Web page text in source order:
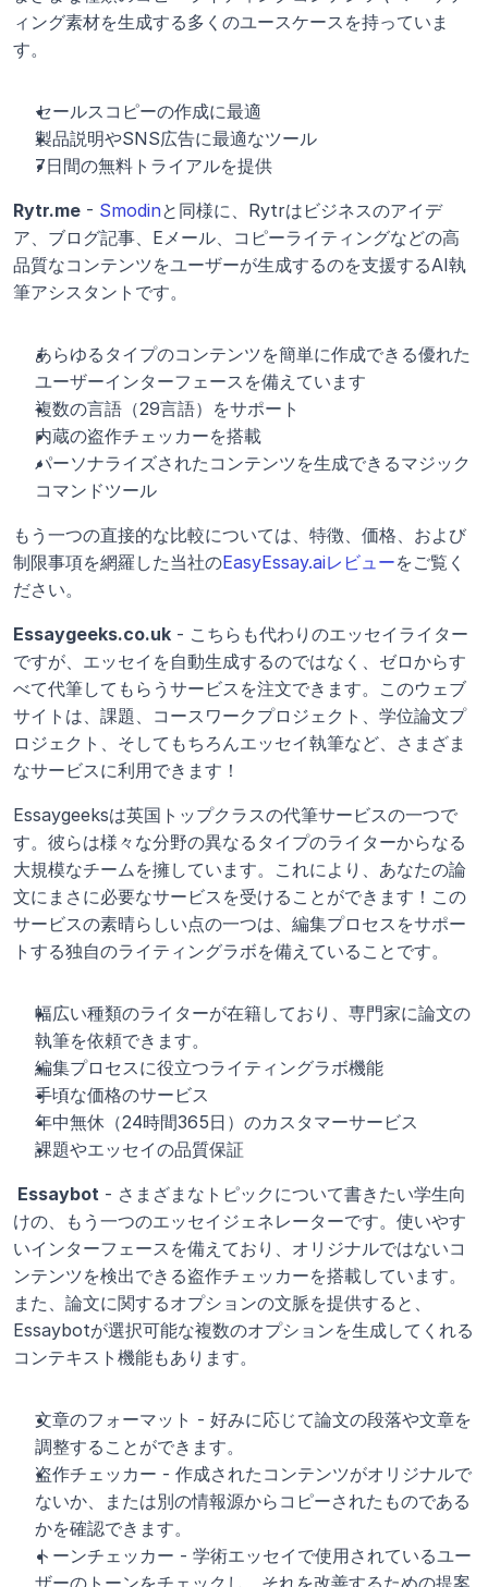
ィング素材を生成する多くのユースケースを持っていま
す。
セールスコピーの作成に最適
製品説明やSNS広告に最適なツール
7日間の無料トライアルを提供
Rytr.me - Smodinと同様に、Rytrはビジネスのアイデ
ア、ブログ記事、Eメール、コピーライティングなどの高
品質なコンテンツをユーザーが生成するのを支援するAI執
筆アシスタントです。
あらゆるタイプのコンテンツを簡単に作成できる優れた
ユーザーインターフェースを備えています
複数の言語（29言語）をサポート
内蔵の盗作チェッカーを搭載
パーソナライズされたコンテンツを生成できるマジック
コマンドツール
もう一つの直接的な比較については、特徴、価格、および
制限事項を網羅した当社のEasyEssay.aiレビューをご覧く
ださい。
Essaygeeks.co.uk - こちらも代わりのエッセイライター
ですが、エッセイを自動生成するのではなく、ゼロからす
べて代筆してもらうサービスを注文できます。このウェブ
サイトは、課題、コースワークプロジェクト、学位論文プ
ロジェクト、そしてもちろんエッセイ執筆など、さまざま
なサービスに利用できます！
Essaygeeksは英国トップクラスの代筆サービスの一つで
す。彼らは様々な分野の異なるタイプのライターからなる
大規模なチームを擁しています。これにより、あなたの論
文にまさに必要なサービスを受けることができます！この
サービスの素晴らしい点の一つは、編集プロセスをサポー
トする独自のライティングラボを備えていることです。
幅広い種類のライターが在籍しており、専門家に論文の
執筆を依頼できます。
編集プロセスに役立つライティングラボ機能
手頃な価格のサービス
年中無休（24時間365日）のカスタマーサービス
課題やエッセイの品質保証
Essaybot - さまざまなトピックについて書きたい学生向
けの、もう一つのエッセイジェネレーターです。使いやす
いインターフェースを備えており、オリジナルではないコ
ンテンツを検出できる盗作チェッカーを搭載しています。
また、論文に関するオプションの文脈を提供すると、
Essaybotが選択可能な複数のオプションを生成してくれる
コンテキスト機能もあります。
文章のフォーマット - 好みに応じて論文の段落や文章を
調整することができます。
盗作チェッカー - 作成されたコンテンツがオリジナルで
ないか、または別の情報源からコピーされたものである
かを確認できます。
トーンチェッカー - 学術エッセイで使用されているユー
ザーのトーンをチェックし、それを改善するための提案